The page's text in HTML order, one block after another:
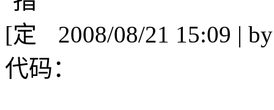
[
2008/08/21 15:09 |
代码：